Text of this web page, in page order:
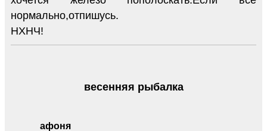
нормально,отпишусь.
НХНЧ!
афоня
весенняя рыбалка